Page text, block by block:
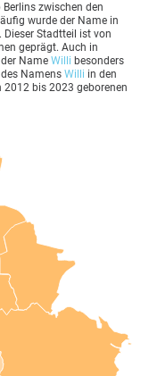
zwischen den
wurde der Name in
Dieser Stadtteil ist von
geprägt. Auch in
Name Willi besonders
Namens Willi in den
2012 bis 2023 geborenen